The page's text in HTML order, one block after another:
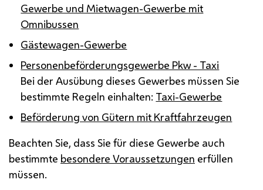
Gewerbe und Mietwagen-Gewerbe mit
Omnibussen
Gästewagen-Gewerbe
Personenbeförderungsgewerbe Pkw - Taxi
Bei der Ausübung dieses Gewerbes müssen Sie
bestimmte Regeln einhalten: Taxi-Gewerbe
Beförderung von Gütern mit Kraftfahrzeugen
Beachten Sie, dass Sie für diese Gewerbe auch
bestimmte besondere Voraussetzungen erfüllen
müssen.